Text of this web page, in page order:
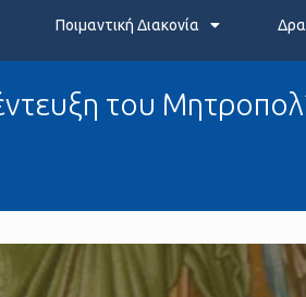
Ποιμαντική Διακονία
του